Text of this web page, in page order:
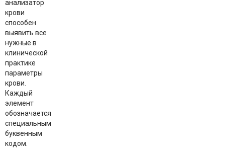
анализатор
крови
способен
выявить все
нужные в
клинической
практике
параметры
крови.
Каждый
элемент
обозначается
специальным
буквенным
кодом.